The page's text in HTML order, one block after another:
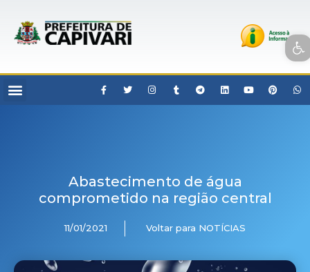
Open toolbar
Abastecimento de água
comprometido na região central
11/01/2021 Voltar para NOTÍCIAS